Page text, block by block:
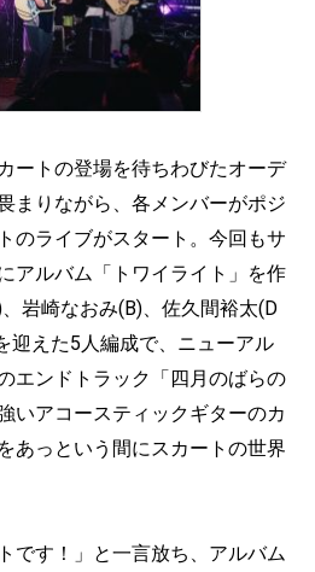
ートの登場を待ちわびたオーデ
まりながら、各メンバーがポジ
のライブがスタート。今回もサ
アルバム「トワイライト」を作
岩崎なおみ(B)、佐久間裕太(D
迎えた5人編成で、ニューアル
エンドトラック「四月のばらの
いアコースティックギターのカ
あっという間にスカートの世界
です！」と一言放ち、アルバム